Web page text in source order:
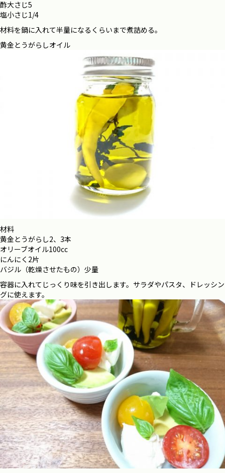
酢大さじ5
塩小さじ1/4
材料を鍋に入れて半量になるくらいまで煮詰める。
黄金とうがらしオイル
材料
黄金とうがらし2、3本
オリーブオイル100cc
にんにく2片
バジル（乾燥させたもの）少量
容器に入れてじっくり味を引き出します。サラダやパスタ、ドレッシン
グに使えます。